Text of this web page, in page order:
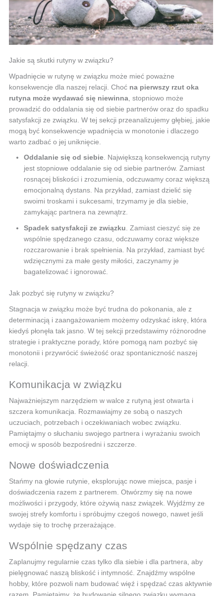
Jakie są skutki rutyny w związku?
Wpadnięcie w rutynę w związku może mieć poważne
konsekwencje dla naszej relacji. Choć na pierwszy rzut oka
rutyna może wydawać się niewinna, stopniowo może
prowadzić do oddalania się od siebie partnerów oraz do spadku
satysfakcji ze związku. W tej sekcji przeanalizujemy głębiej, jakie
mogą być konsekwencje wpadnięcia w monotonie i dlaczego
warto zadbać o jej uniknięcie.
Oddalanie się od siebie. Największą konsekwencją rutyny
jest stopniowe oddalanie się od siebie partnerów. Zamiast
rosnącej bliskości i zrozumienia, odczuwamy coraz większą
emocjonalną dystans. Na przykład, zamiast dzielić się
swoimi troskami i sukcesami, trzymamy je dla siebie,
zamykając partnera na zewnątrz.
Spadek satysfakcji ze związku . Zamiast cieszyć się ze
wspólnie spędzanego czasu, odczuwamy coraz większe
rozczarowanie i brak spełnienia. Na przykład, zamiast być
wdzięcznymi za małe gesty miłości, zaczynamy je
bagatelizować i ignorować.
Jak pozbyć się rutyny w związku?
Stagnacja w związku może być trudna do pokonania, ale z
determinacją i zaangażowaniem możemy odzyskać iskrę, która
kiedyś płonęła tak jasno. W tej sekcji przedstawimy różnorodne
strategie i praktyczne porady, które pomogą nam pozbyć się
monotonii i przywrócić świeżość oraz spontaniczność naszej
relacji.
Komunikacja w związku
Najważniejszym narzędziem w walce z rutyną jest otwarta i
szczera komunikacja. Rozmawiajmy ze sobą o naszych
uczuciach, potrzebach i oczekiwaniach wobec związku.
Pamiętajmy o słuchaniu swojego partnera i wyrażaniu swoich
emocji w sposób bezpośredni i szczerze.
Nowe doświadczenia
Stańmy na głowie rutynie, eksplorując nowe miejsca, pasje i
doświadczenia razem z partnerem. Otwórzmy się na nowe
możliwości i przygody, które ożywią nasz związek. Wyjdźmy ze
swojej strefy komfortu i spróbujmy czegoś nowego, nawet jeśli
wydaje się to trochę przerażające.
Wspólnie spędzany czas
Zaplanujmy regularnie czas tylko dla siebie i dla partnera, aby
pielęgnować naszą bliskość i intymność. Znajdźmy wspólne
hobby, które pozwoli nam budować więź i spędzać czas aktywnie
razem. Pamiętajmy, że budowanie silnego związku wymaga